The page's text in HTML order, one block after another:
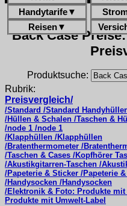
Handytarife▼
Reisen▼
Back Case
Produktsuche:
Rubrik:
Preisvergleich/
/Standard /Standard
/Hüllen & Schalen /Taschen &
/node 1 /node 1
/Klapphüllen /Klapphüllen
/Bratenthermometer /
/Taschen & Cases /Kopfhörer
/Akustikgitarren-Taschen /
/Papeterie & Sticker /Papeterie
/Handysocken /Handysocken
/Elektronik & Foto: Produkte
Produkte mit Umwelt-Label